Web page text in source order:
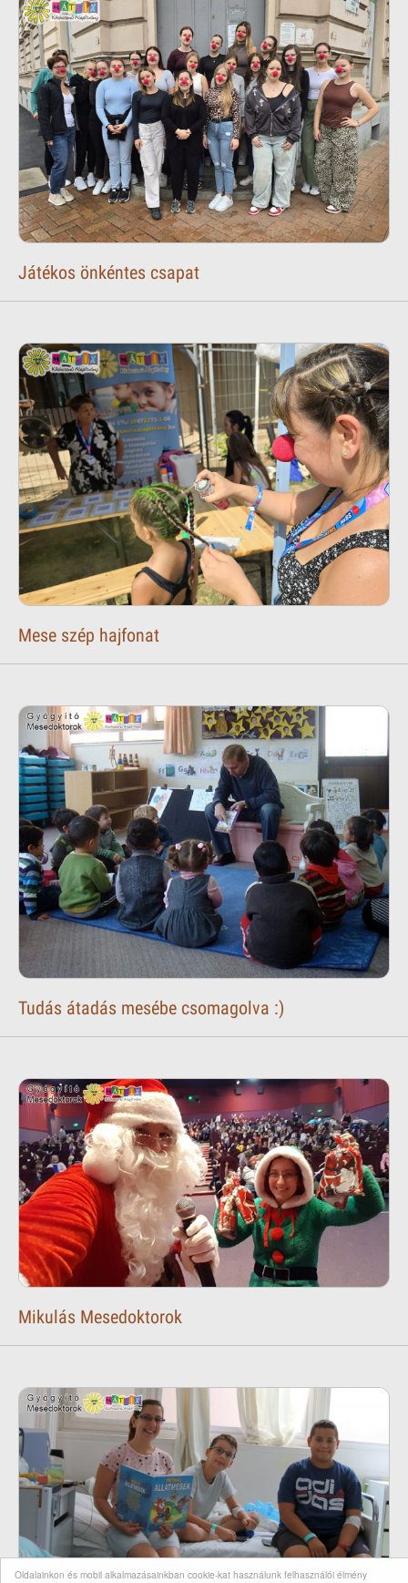
Oldalainkon és mobil alkalmazásainkban cookie-kat használunk felhasználói élmény
Játékos önkéntes csapat
Mese szép hajfonat
Tudás átadás mesébe csomagolva :)
Mikulás Mesedoktorok